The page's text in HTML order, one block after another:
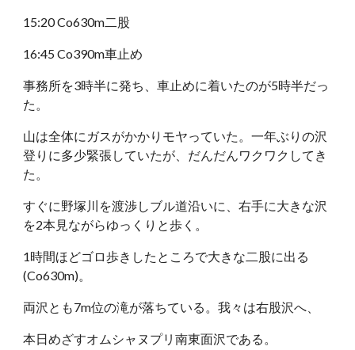
15:20 Co630m二股
16:45 Co390m車止め
事務所を3時半に発ち、車止めに着いたのが5時半だっ
た。
山は全体にガスがかかりモヤっていた。一年ぶりの沢
登りに多少緊張していたが、だんだんワクワクしてき
た。
すぐに野塚川を渡渉しブル道沿いに、右手に大きな沢
を2本見ながらゆっくりと歩く。
1時間ほどゴロ歩きしたところで大きな二股に出る
(Co630m)。
両沢とも7m位の滝が落ちている。我々は右股沢へ、
本日めざすオムシャヌプリ南東面沢である。